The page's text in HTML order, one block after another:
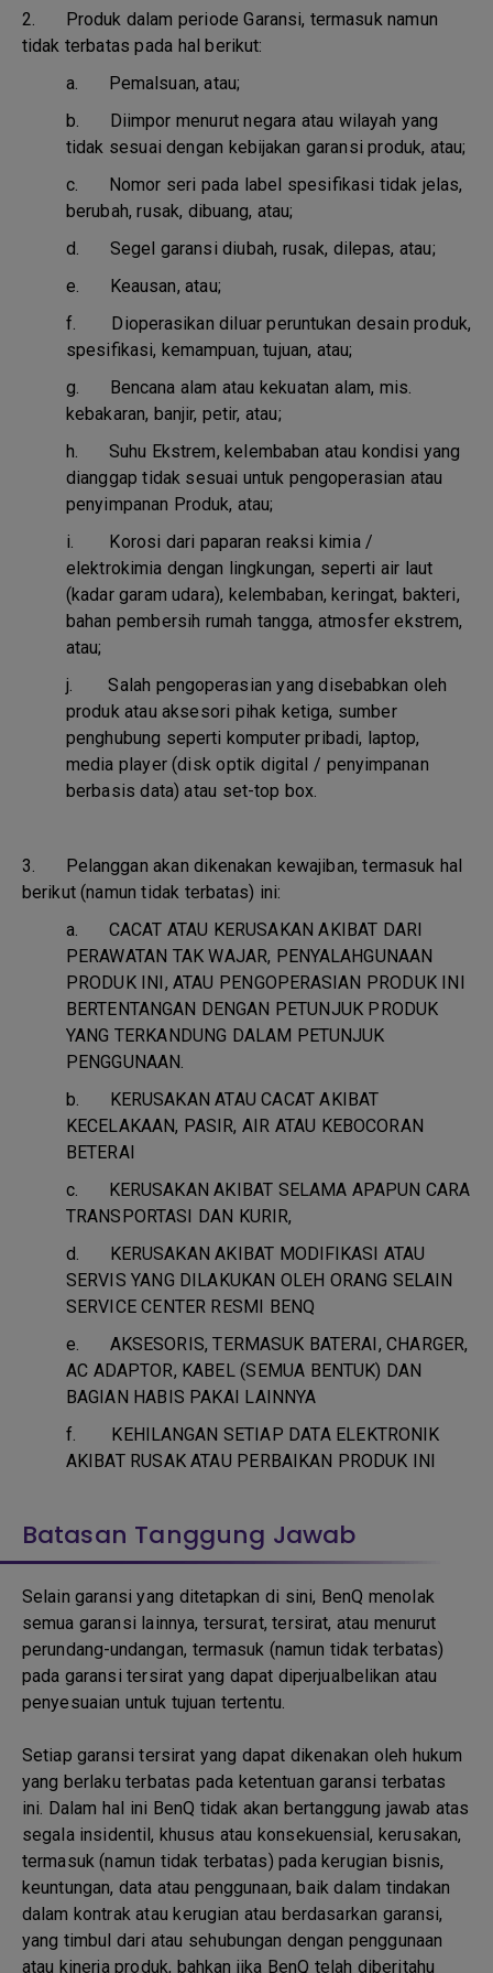
2. Produk dalam periode Garansi, termasuk namun
tidak terbatas pada hal berikut:
a. Pemalsuan, atau;
b. Diimpor menurut negara atau wilayah yang
tidak sesuai dengan kebijakan garansi produk, atau;
c. Nomor seri pada label spesifikasi tidak jelas,
berubah, rusak, dibuang, atau;
d. Segel garansi diubah, rusak, dilepas, atau;
e. Keausan, atau;
f. Dioperasikan diluar peruntukan desain produk,
spesifikasi, kemampuan, tujuan, atau;
g. Bencana alam atau kekuatan alam, mis.
kebakaran, banjir, petir, atau;
h. Suhu Ekstrem, kelembaban atau kondisi yang
dianggap tidak sesuai untuk pengoperasian atau
penyimpanan Produk, atau;
i. Korosi dari paparan reaksi kimia /
elektrokimia dengan lingkungan, seperti air laut
(kadar garam udara), kelembaban, keringat, bakteri,
bahan pembersih rumah tangga, atmosfer ekstrem,
atau;
j.Salah pengoperasian yang disebabkan oleh
produk atau aksesori pihak ketiga, sumber
penghubung seperti komputer pribadi, laptop,
media player (disk optik digital / penyimpanan
berbasis data) atau set-top box.
3. Pelanggan akan dikenakan kewajiban, termasuk hal
berikut (namun tidak terbatas) ini:
a. CACAT ATAU KERUSAKAN AKIBAT DARI
PERAWATAN TAK WAJAR, PENYALAHGUNAAN
PRODUK INI, ATAU PENGOPERASIAN PRODUK INI
BERTENTANGAN DENGAN PETUNJUK PRODUK
YANG TERKANDUNG DALAM PETUNJUK
PENGGUNAAN.
b. KERUSAKAN ATAU CACAT AKIBAT
KECELAKAAN, PASIR, AIR ATAU KEBOCORAN
BETERAI
c. KERUSAKAN AKIBAT SELAMA APAPUN CARA
TRANSPORTASI DAN KURIR,
d. KERUSAKAN AKIBAT MODIFIKASI ATAU
SERVIS YANG DILAKUKAN OLEH ORANG SELAIN
SERVICE CENTER RESMI BENQ
e. AKSESORIS, TERMASUK BATERAI, CHARGER,
AC ADAPTOR, KABEL (SEMUA BENTUK) DAN
BAGIAN HABIS PAKAI LAINNYA
f. KEHILANGAN SETIAP DATA ELEKTRONIK
AKIBAT RUSAK ATAU PERBAIKAN PRODUK INI
Batasan Tanggung Jawab
Selain garansi yang ditetapkan di sini, BenQ menolak
semua garansi lainnya, tersurat, tersirat, atau menurut
perundang-undangan, termasuk (namun tidak terbatas)
pada garansi tersirat yang dapat diperjualbelikan atau
penyesuaian untuk tujuan tertentu.
Setiap garansi tersirat yang dapat dikenakan oleh hukum
yang berlaku terbatas pada ketentuan garansi terbatas
ini. Dalam hal ini BenQ tidak akan bertanggung jawab atas
segala insidentil, khusus atau konsekuensial, kerusakan,
termasuk (namun tidak terbatas) pada kerugian bisnis,
keuntungan, data atau penggunaan, baik dalam tindakan
dalam kontrak atau kerugian atau berdasarkan garansi,
yang timbul dari atau sehubungan dengan penggunaan
atau kinerja produk, bahkan jika BenQ telah diberitahu